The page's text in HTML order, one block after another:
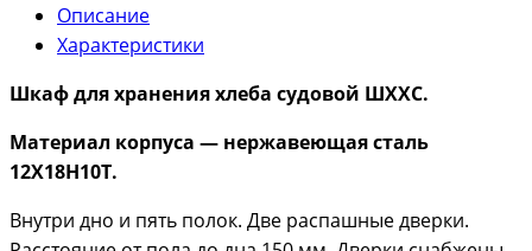
Описание
Характеристики
Шкаф для хранения хлеба судовой ШХХС.
Материал корпуса — нержавеющая сталь
12Х18H10T.
Внутри дно и пять полок. Две распашные дверки.